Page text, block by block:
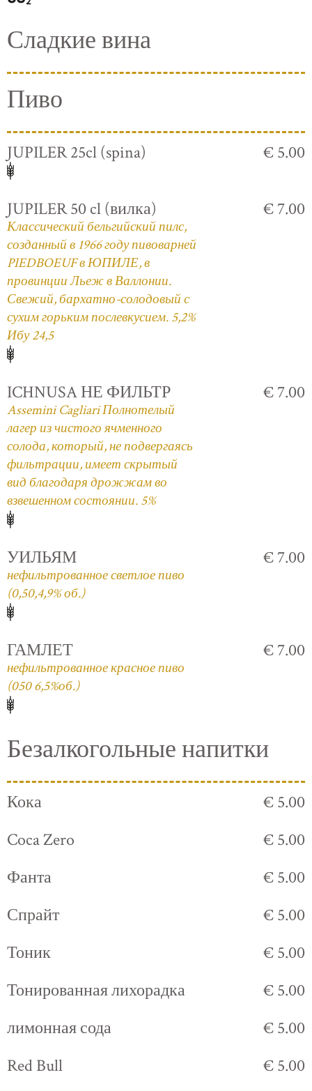
Сладкие вина
Пиво
JUPILER 25cl (spina) € 5.00
JUPILER 50 cl (вилка)
Классический бельгийский пилс,
созданный в 1966 году пивоварней
PIEDBOEUF в ЮПИЛЕ, в
провинции Льеж в Валлонии.
Свежий, бархатно-солодовый с
сухим горьким послевкусием. 5,2%
Ибу 24,5
€ 7.00
ICHNUSA НЕ ФИЛЬТР
Assemini Cagliari Полнотелый
лагер из чистого ячменного
солода, который, не подвергаясь
фильтрации, имеет скрытый
вид благодаря дрожжам во
взвешенном состоянии. 5%
€ 7.00
УИЛЬЯМ
нефильтрованное светлое пиво
(0,50,4,9% об.)
€ 7.00
ГАМЛЕТ
нефильтрованное красное пиво
(050 6,5%об.)
€ 7.00
Безалкогольные напитки
Кока
€ 5.00
Coca Zero
€ 5.00
Фанта
€ 5.00
Спрайт
€ 5.00
Тоник
€ 5.00
Тонированная лихорадка
€ 5.00
лимонная сода
€ 5.00
Red Bull
€ 5.00